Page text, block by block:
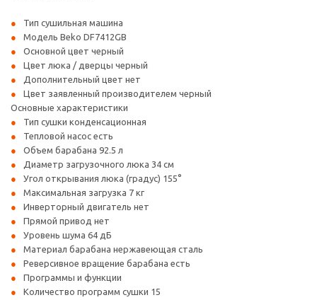
Тип сушильная машина
Модель Beko DF7412GB
Основной цвет черный
Цвет люка / дверцы черный
Дополнительный цвет нет
Цвет заявленный производителем черный
Основные характеристики
Тип сушки конденсационная
Тепловой насос есть
Объем барабана 92.5 л
Диаметр загрузочного люка 34 см
Угол открывания люка (градус) 155°
Максимальная загрузка 7 кг
Инверторный двигатель нет
Прямой привод нет
Уровень шума 64 дБ
Материал барабана нержавеющая сталь
Реверсивное вращение барабана есть
Программы и функции
Количество программ сушки 15